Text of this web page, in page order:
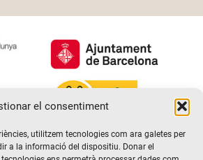
el consentiment
utilitzem tecnologies com ara galetes per
a la informació del dispositiu. Donar el